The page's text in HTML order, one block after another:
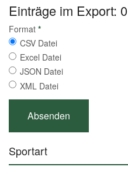
Einträge im Export: 0
Format *
CSV Datei
Excel Datei
JSON Datei
XML Datei
Sportart